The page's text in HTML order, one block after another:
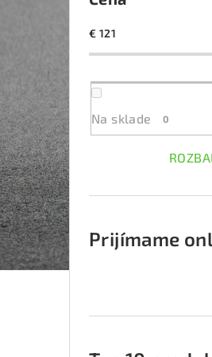
€ 121
Na sklade 0
Prijímame